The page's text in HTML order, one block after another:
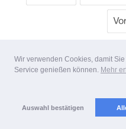
Wir verwenden Cookies, damit
Service genießen können. Mehr
Auswahl bestätigen
Alle
Copyright